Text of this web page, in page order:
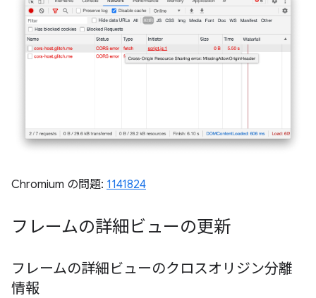
Chromium の問題: 1141824
フレームの詳細ビューの更新
フレームの詳細ビューのクロスオリジン分離
情報